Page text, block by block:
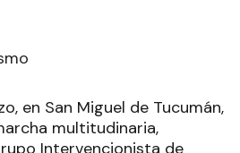
en San Miguel de Tucumán,
multitudinaria,
Intervencionista de